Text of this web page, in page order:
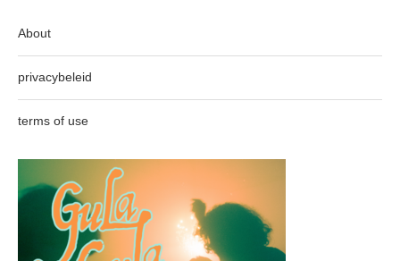
About
privacybeleid
terms of use